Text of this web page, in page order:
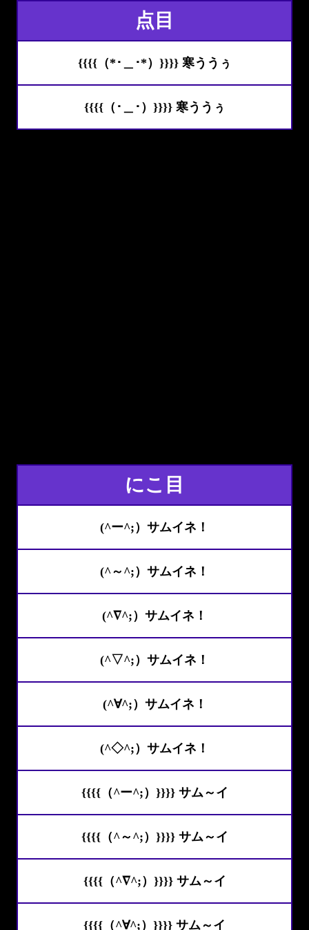
点目
{{{{（*･＿･*）}}}} 寒ううぅ
{{{{（･＿･）}}}} 寒ううぅ
にこ目
(^ー^;）サムイネ！
(^～^;）サムイネ！
(^∇^;）サムイネ！
(^▽^;）サムイネ！
(^∀^;）サムイネ！
(^◇^;）サムイネ！
{{{{（^ー^;）}}}} サム～イ
{{{{（^～^;）}}}} サム～イ
{{{{（^∇^;）}}}} サム～イ
{{{{（^∀^;）}}}} サム～イ